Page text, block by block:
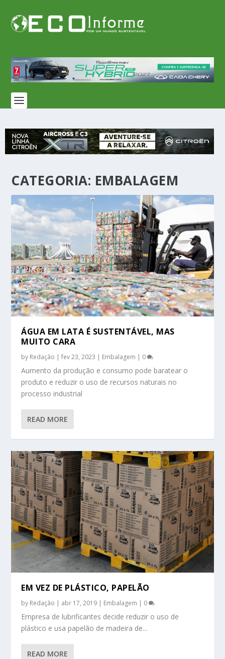
CATEGORIA: EMBALAGEM
ÁGUA EM LATA É SUSTENTÁVEL, MAS
MUITO CARA
by Redação |fev 23, 2023 | Embalagem | 0
Aumento da produção e consumo pode baratear o
produto e reduzir o uso de recursos naturais no
processo industrial
READ MORE
EM VEZ DE PLÁSTICO, PAPELÃO
by Redação | abr 17, 2019 | Embalagem | 0
Empresa de lubrificantes decide reduzir o uso de
plástico e usa papelão de madeira de...
READ MORE